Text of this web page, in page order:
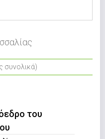
συνολικά)
του